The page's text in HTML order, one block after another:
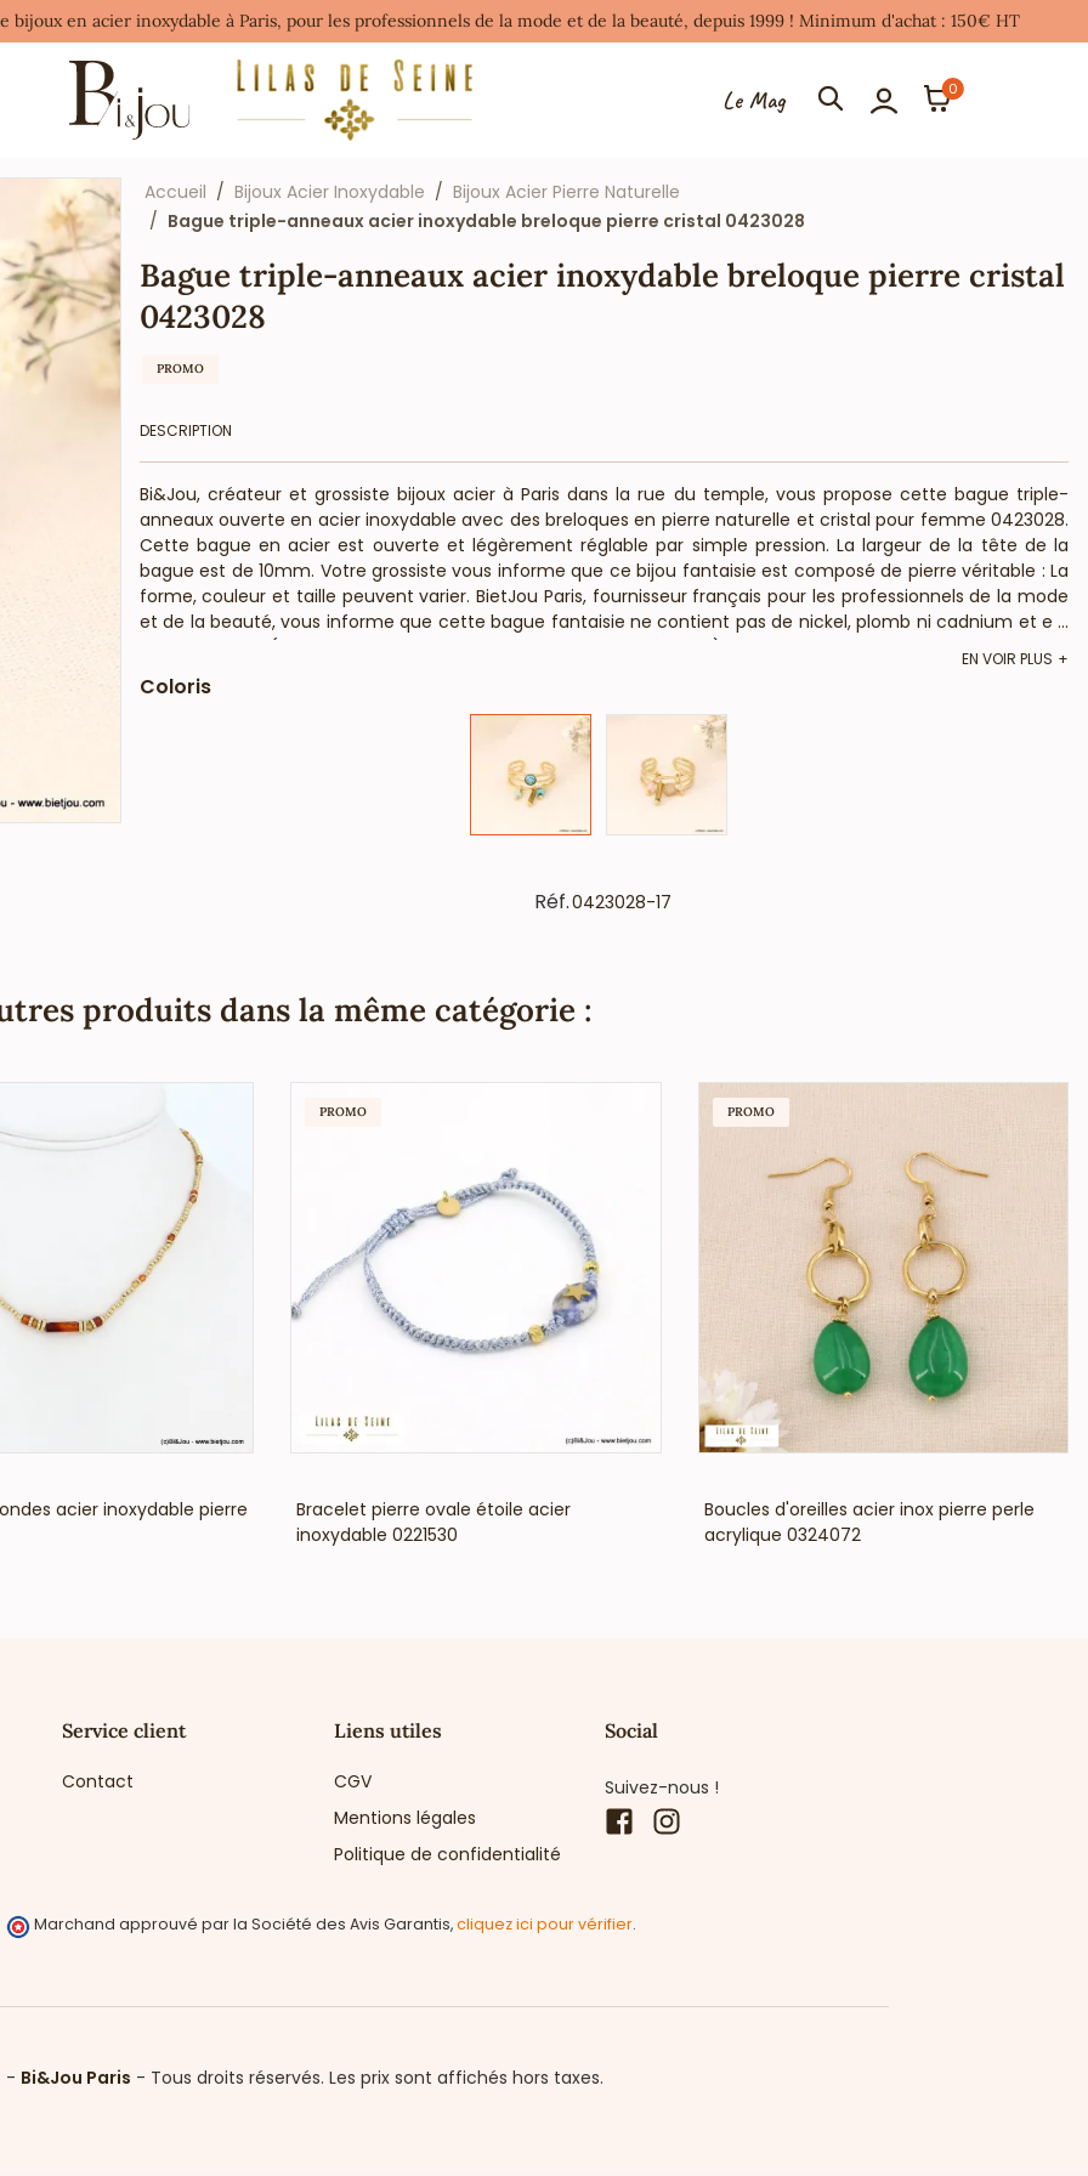
en acier inoxydable à Paris, pour les professionnels de la mode et de la beauté, depuis 1999 ! Minimum d'achat : 150€ HT
Le Mag 0
Accueil Bijoux Acier Inoxydable
Bijoux Acier Pierre Naturelle
Bague triple-anneaux acier inoxydable breloque pierre cristal 0423028
Bague triple-anneaux acier inoxydable breloque pierre cristal
0423028
PROMO
DESCRIPTION
Bi&Jou, créateur et grossiste bijoux acier à Paris dans la rue du temple, vous propose cette bague triple-
anneaux ouverte en acier inoxydable avec des breloques en pierre naturelle et cristal pour femme 0423028.
Cette bague en acier est ouverte et légèrement réglable par simple pression. La largeur de la tête de la
bague est de 10mm. Votre grossiste vous informe que ce bijou fantaisie est composé de pierre véritable : La
forme, couleur et taille peuvent varier. BietJou Paris, fournisseur français pour les professionnels de la mode
et de la beauté, vous informe que cette bague fantaisie ne contient pas de nickel, plomb ni cadnium et est
anti-allergique (conformément aux lois françaises et européennes).
...
EN VOIR PLUS
Coloris
Réf.0423028-17
produits dans la même catégorie :
acier inoxydable pierre
Bracelet pierre ovale étoile acier
inoxydable 0221530
PROMO
Boucles d'oreilles acier inox pierre perle
acrylique 0324072
PROMO
Service client
Contact
Liens utiles
CGV
Mentions légales
Politique de confidentialité
Social
Suivez-nous !
Facebook
Marchand approuvé par la Société des Avis Garantis,cliquez ici pour vérifier.
- Bi&Jou Paris - Tous droits réservés. Les prix sont affichés hors taxes.